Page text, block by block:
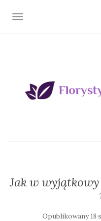
TOGGLE NAVIGATION
Jak w wyjątkowy
Opublikowany18